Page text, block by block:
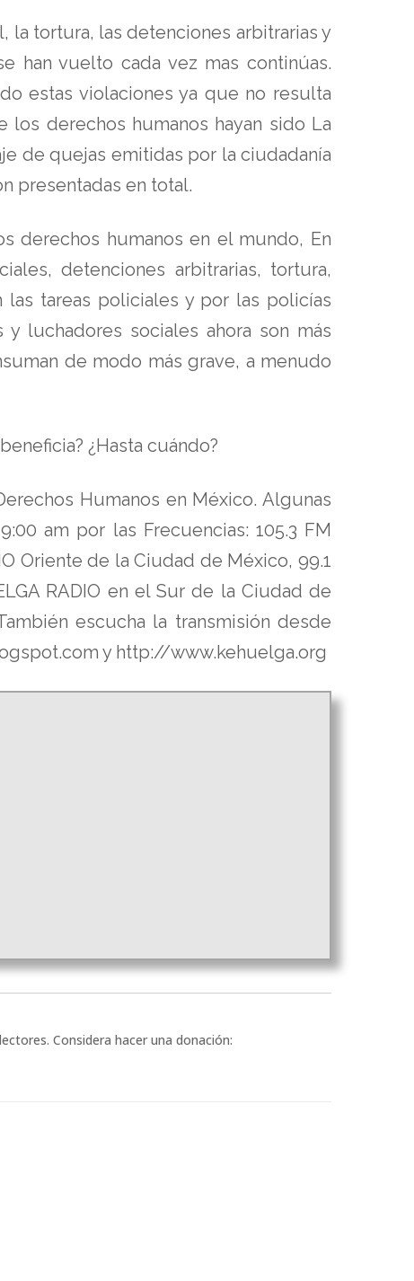
la tortura, las detenciones arbitrarias y
han vuelto cada vez mas continúas.
estas violaciones ya que no resulta
los derechos humanos hayan sido La
de quejas emitidas por la ciudadanía
presentadas en total.
derechos humanos en el mundo, En
detenciones arbitrarias, tortura,
tareas policiales y por las policías
luchadores sociales ahora son más
de modo más grave, a menudo
¿Hasta cuándo?
Humanos en México. Algunas
am por las Frecuencias: 105.3 FM
Oriente de la Ciudad de México, 99.1
RADIO en el Sur de la Ciudad de
escucha la transmisión desde
y http://www.kehuelga.org
Considera hacer una donación: